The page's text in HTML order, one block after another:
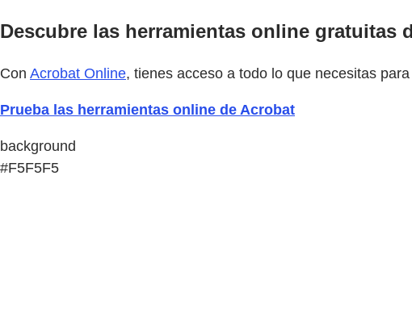
Descubre las herramientas online gratuitas
Con Acrobat Online, tienes acceso a todo lo que necesitas
Prueba las herramientas online de Acrobat
background
#F5F5F5